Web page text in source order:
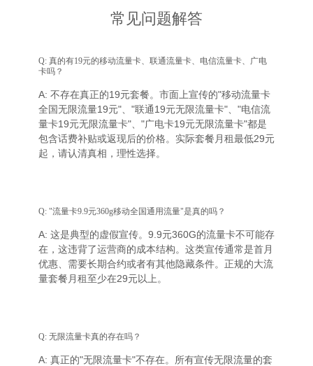
常见问题解答
Q: 真的有19元的移动流量卡、联通流量卡、电信流量卡、广电
卡吗？
A: 不存在真正的19元套餐。市面上宣传的"移动流量卡
全国无限流量19元"、"联通19元无限流量卡"、"电信流
量卡19元无限流量卡"、"广电卡19元无限流量卡"都是
包含话费补贴或返现后的价格。实际套餐月租最低29元
起，请认清真相，理性选择。
Q: "流量卡9.9元360g移动全国通用流量"是真的吗？
A: 这是典型的虚假宣传。9.9元360G的流量卡不可能存
在，这违背了运营商的成本结构。这类宣传通常是首月
优惠、需要长期合约或者有其他隐藏条件。正规的大流
量套餐月租至少在29元以上。
Q: 无限流量卡真的存在吗？
A: 真正的"无限流量卡"不存在。所有宣传无限流量的套